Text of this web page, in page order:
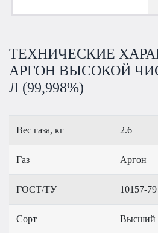
ТЕХНИЧЕСКИЕ
АРГОН ВЫСОКОЙ
Л (99,998%)
Вес газа, кг 2.6
Газ Аргон
ГОСТ/ТУ 10157-79
Сорт Высший